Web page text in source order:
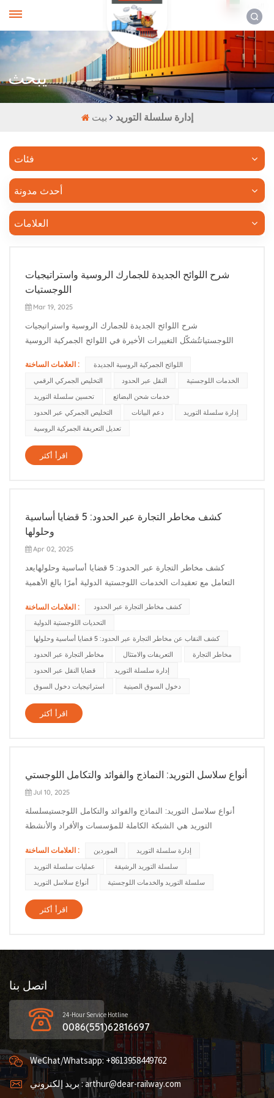
يبحث
إدارة سلسلة التوريد
فئات
أحدث مدونة
العلامات
شرح اللوائح الجديدة للجمارك الروسية واستراتيجيات
اللوجستيات
Mar 19, 2025
شرح اللوائح الجديدة للجمارك الروسية واستراتيجيات
اللوجستياتتُشكّل التغييرات الأخيرة في اللوائح الجمركية الروسية
قيم الواردات بنحو 12% في عام 2024، وتوقع ارتفاع التكاليف في
بعض القطاعات الرئيسية بنسبة تتراوح بين 15% و20% بعد تطبيق
الإج...
العلامات الساخنة :
اللوائح الجمركية الروسية الجديدة
التخليص الجمركي الرقمي
النقل عبر الحدود
الخدمات اللوجستية
تحسين سلسلة التوريد
خدمات شحن البضائع
التخليص الجمركي عبر الحدود
دعم البيانات
إدارة سلسلة التوريد
تعديل التعريفة الجمركية الروسية
اقرأ أكثر
كشف مخاطر التجارة عبر الحدود: 5 قضايا أساسية
وحلولها
Apr 02, 2025
كشف مخاطر التجارة عبر الحدود: 5 قضايا أساسية وحلولهايعد
التعامل مع تعقيدات الخدمات اللوجستية الدولية أمرًا بالغ الأهمية
المحتملة في التجارة عبر الحدود يمكن أن يؤثر بشكل كبير على
كفاءة عملياتك ونجاحها. وفيما يلي خمس قضايا حاسمة ينبغي أن
نكو...
العلامات الساخنة :
كشف مخاطر التجارة عبر الحدود
التحديات اللوجستية الدولية
كشف النقاب عن مخاطر التجارة عبر الحدود: 5 قضايا أساسية وحلولها
مخاطر التجارة عبر الحدود
التعريفات والامتثال
مخاطر التجارة
قضايا النقل عبر الحدود
إدارة سلسلة التوريد
استراتيجيات دخول السوق
دخول السوق الصينية
اقرأ أكثر
أنواع سلاسل التوريد: النماذج والفوائد والتكامل اللوجستي
Jul 10, 2025
أنواع سلاسل التوريد: النماذج والفوائد والتكامل اللوجستيسلسلة
التوريد هي الشبكة الكاملة للمؤسسات والأفراد والأنشطة
إلى العميل النهائي. عمليًا، تتضمن سلسلة التوريد عادةً ثلاث مراحل:
العلامات الساخنة : الموردين
إدارة سلسلة التوريد
عمليات سلسلة التوريد
سلسلة التوريد الرشيقة
أنواع سلاسل التوريد
سلسلة التوريد والخدمات اللوجستية
اقرأ أكثر
اتصل بنا
24-Hour Service Hotline
0086(551)62816697
WeChat/Whatsapp: +8613958449762
بريد إلكتروني : arthur@dear-railway.com